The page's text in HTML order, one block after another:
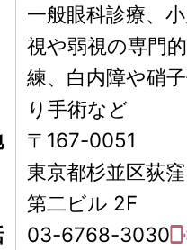
一般眼科診療、
視や弱視の専門
練、白内障や硝
り手術など
〒167-0051
東京都杉並区荻
第二ビル 2F
03-6768-3030